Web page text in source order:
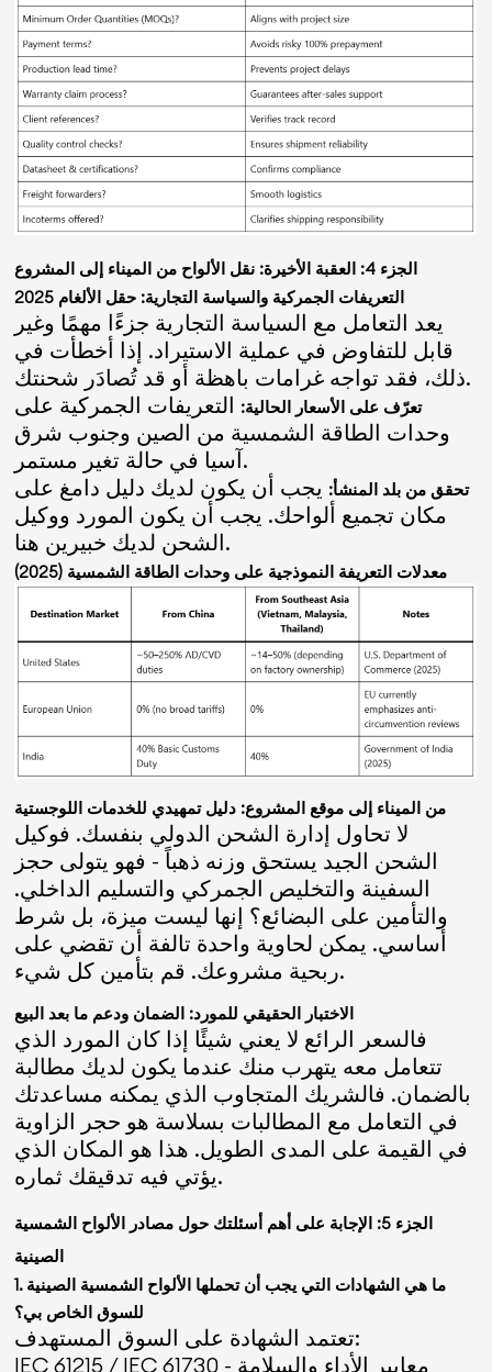
الجزء 4: العقبة الأخيرة: نقل الألواح من الميناء إلى المشروع
التعريفات الجمركية والسياسة التجارية: حقل الألغام 2025
يعد التعامل مع السياسة التجارية جزءًا مهمًا وغير
قابل للتفاوض في عملية الاستيراد. إذا أخطأت في
ذلك، فقد تواجه غرامات باهظة أو قد تُصادَر شحنتك.
تعرّف على الأسعار الحالية: التعريفات الجمركية على
وحدات الطاقة الشمسية من الصين وجنوب شرق
آسيا في حالة تغير مستمر.
تحقق من بلد المنشأ: يجب أن يكون لديك دليل دامغ على
مكان تجميع ألواحك. يجب أن يكون المورد ووكيل
الشحن لديك خبيرين هنا.
معدلات التعريفة النموذجية على وحدات الطاقة الشمسية (2025)
من الميناء إلى موقع المشروع: دليل تمهيدي للخدمات اللوجستية
لا تحاول إدارة الشحن الدولي بنفسك. فوكيل
الشحن الجيد يستحق وزنه ذهباً - فهو يتولى حجز
السفينة والتخليص الجمركي والتسليم الداخلي.
والتأمين على البضائع؟ إنها ليست ميزة، بل شرط
أساسي. يمكن لحاوية واحدة تالفة أن تقضي على
ربحية مشروعك. قم بتأمين كل شيء.
الاختبار الحقيقي للمورد: الضمان ودعم ما بعد البيع
فالسعر الرائع لا يعني شيئًا إذا كان المورد الذي
تتعامل معه يتهرب منك عندما يكون لديك مطالبة
بالضمان. فالشريك المتجاوب الذي يمكنه مساعدتك
في التعامل مع المطالبات بسلاسة هو حجر الزاوية
في القيمة على المدى الطويل. هذا هو المكان الذي
يؤتي فيه تدقيقك ثماره.
الجزء 5: الإجابة على أهم أسئلتك حول مصادر الألواح الشمسية
الصينية
1. ما هي الشهادات التي يجب أن تحملها الألواح الشمسية الصينية
للسوق الخاص بي؟
تعتمد الشهادة على السوق المستهدف:
IEC 61215 / IEC 61730 - معايير الأداء والسلامة